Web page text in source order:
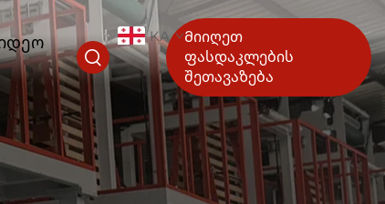
KA
Მიიღეთ
ფასდაკლების
შეთავაზება